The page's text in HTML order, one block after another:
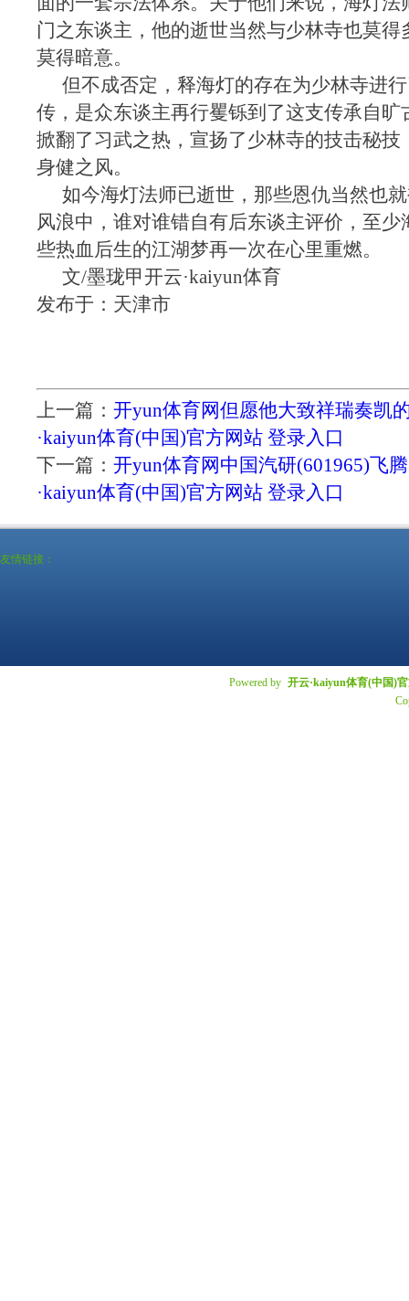
门之东谈主，他的逝世当然与少林寺也莫得
莫得暗意。
但不成否定，释海灯的存在为少林寺进
传，是众东谈主再行矍铄到了这支传承自旷
掀翻了习武之热，宣扬了少林寺的技击秘技
身健之风。
如今海灯法师已逝世，那些恩仇当然也
风浪中，谁对谁错自有后东谈主评价，至少
些热血后生的江湖梦再一次在心里重燃。
文/墨珑甲开云·kaiyun体育
发布于：天津市
上一篇： 开yun体育网但愿他大致祥瑞奏凯
·kaiyun体育(中国)官方网站 登录入口
下一篇： 开yun体育网中国汽研(601965)飞
·kaiyun体育(中国)官方网站 登录入口
友情链接：
Powered by 开云·kaiyun体育(中国)